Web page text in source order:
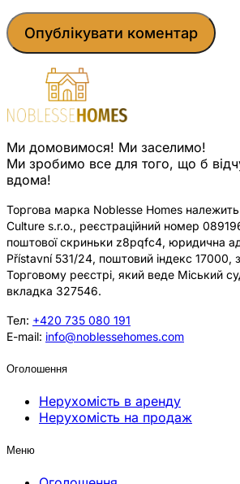
Ми домовимося! Ми заселимо!
Ми зробимо все для того, що б
вдома!
Торгова марка Noblesse Homes належить
Culture s.r.o., реєстраційний номер
поштової скриньки z8pqfc4, юридична
Přístavní 531/24, поштовий індекс 17000,
Торговому реєстрі, який веде Міський
вкладка 327546.
Тел: +420 735 080 191
E-mail: info@noblessehomes.com
Оголошення
Нерухомість в аренду
Нерухомість на продаж
Меню